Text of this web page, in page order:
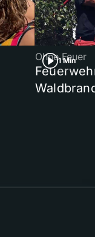
1 Min
Ohne Feuer